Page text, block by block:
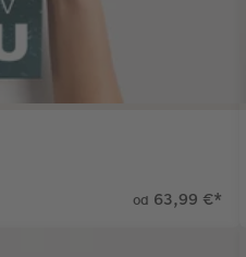
od 63,99 €*